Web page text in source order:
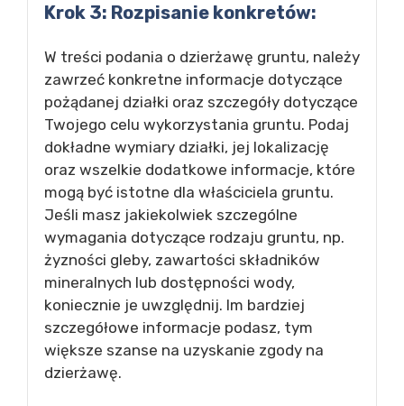
Krok 3: Rozpisanie konkretów:
W treści podania o dzierżawę gruntu, należy
zawrzeć konkretne informacje dotyczące
pożądanej działki oraz szczegóły dotyczące
Twojego celu wykorzystania gruntu. Podaj
dokładne wymiary działki, jej lokalizację
oraz wszelkie dodatkowe informacje, które
mogą być istotne dla właściciela gruntu.
Jeśli masz jakiekolwiek szczególne
wymagania dotyczące rodzaju gruntu, np.
żyzności gleby, zawartości składników
mineralnych lub dostępności wody,
koniecznie je uwzględnij. Im bardziej
szczegółowe informacje podasz, tym
większe szanse na uzyskanie zgody na
dzierżawę.